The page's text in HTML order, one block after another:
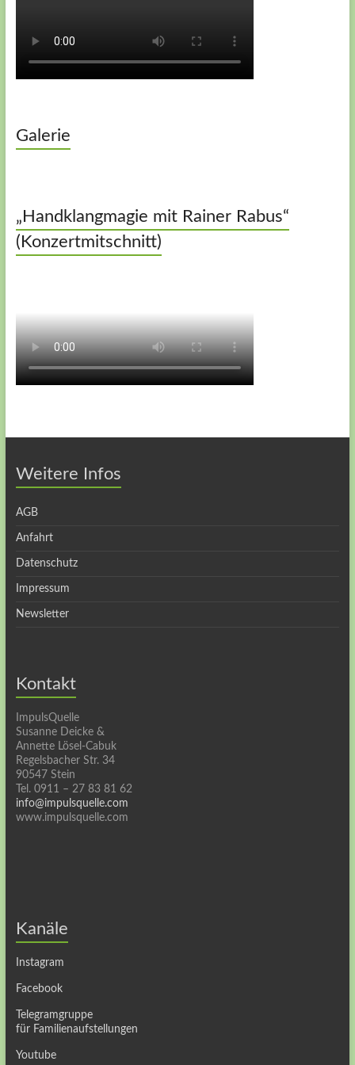
Galerie
„Handklangmagie mit Rainer Rabus“
(Konzertmitschnitt)
Weitere Infos
AGB
Anfahrt
Datenschutz
Impressum
Newsletter
Kontakt
ImpulsQuelle
Susanne Deicke &
Annette Lösel-Cabuk
Regelsbacher Str. 34
90547 Stein
Tel. 0911 – 27 83 81 62
info@impulsquelle.com
www.impulsquelle.com
Kanäle
Instagram
Facebook
Telegramgruppe
für Familienaufstellungen
Youtube